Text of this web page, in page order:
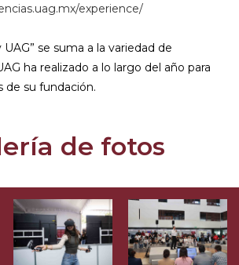
experience/
se suma a la variedad de
ha realizado a lo largo del año para
de su fundación.
de fotos